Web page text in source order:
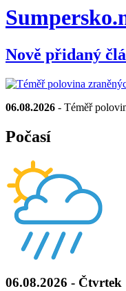
Nově přidaný
06.08.2026 - Téměř
Počasí
06.08.2026 - Čtvrtek